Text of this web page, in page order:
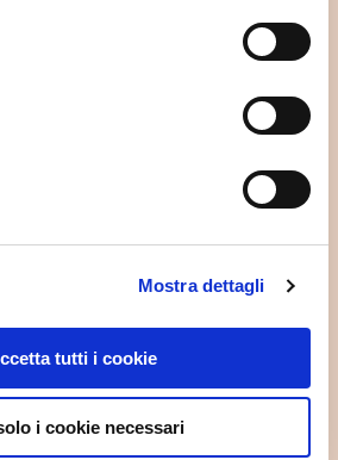
Mostra dettagli
tutti i cookie
i cookie necessari